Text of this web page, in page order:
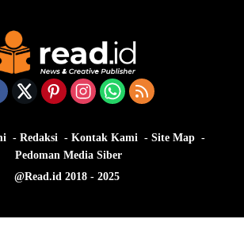
Redaksi Kontak Kami
Site Map
Pedoman Media Siber
@Read.id 2018 - 2025